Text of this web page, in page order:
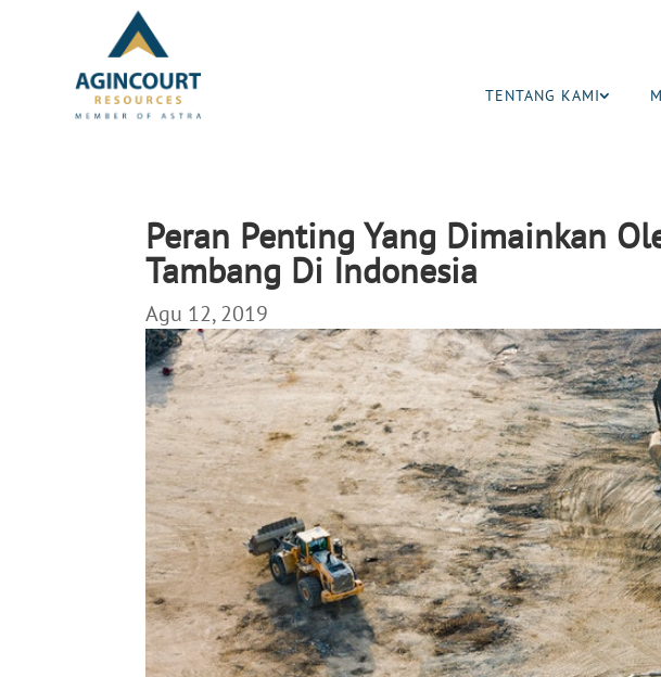
TENTANG KAMI
Peran Penting Yang Dimainkan
Tambang Di Indonesia
Agu 12, 2019